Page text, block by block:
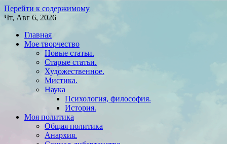
Перейти к содержимому
Чт, Авг 6, 2026
Главная
Мое творчество
Новые статьи.
Старые статьи.
Художественное.
Мистика.
Наука
Психология, философия.
История.
Моя политика
Общая политика
Анархия.